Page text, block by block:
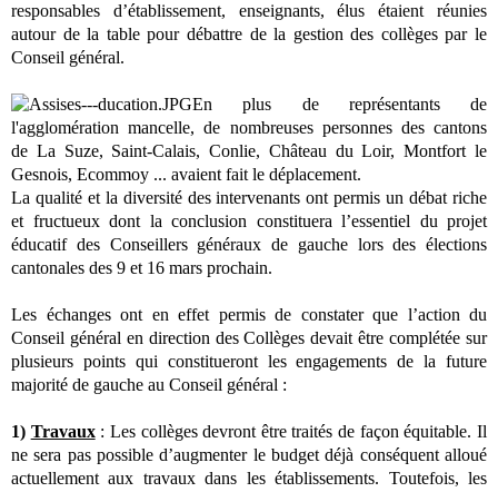
responsables d’établissement, enseignants, élus étaient réunies
autour de la table pour débattre de la gestion des collèges par le
Conseil général.
En plus de représentants de
l'agglomération mancelle, de nombreuses personnes des cantons
de La Suze, Saint-Calais, Conlie, Château du Loir, Montfort le
Gesnois, Ecommoy ... avaient fait le déplacement.
La qualité et la diversité des intervenants ont permis un débat riche
et fructueux dont la conclusion constituera l’essentiel du projet
éducatif des Conseillers généraux de gauche lors des élections
cantonales des 9 et 16 mars prochain.
Les échanges ont en effet permis de constater que l’action du
Conseil général en direction des Collèges devait être complétée sur
plusieurs points qui constitueront les engagements de la future
majorité de gauche au Conseil général :
1) Travaux: Les collèges devront être traités de façon équitable. Il
ne sera pas possible d’augmenter le budget déjà conséquent alloué
actuellement aux travaux dans les établissements. Toutefois, les